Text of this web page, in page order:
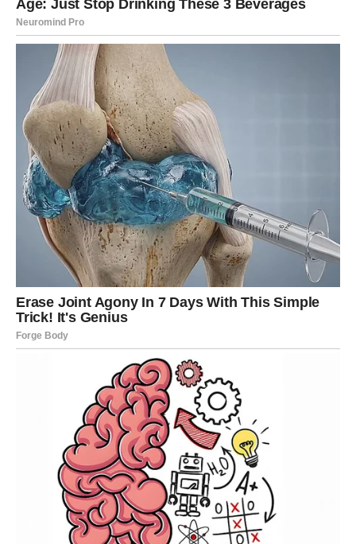
Oni koji spadaju u ove rizične grupe trebaju obratiti
posebnu pažnju na simptome koji se javljaju nakon
tuširanja ili drugih aktivnosti koje uključuju toplotu,
kao što su sauna ili kupka. Ukoliko se simptomi kao što
su glavobolja, bol u nogama ili osjećaj vrtoglavice
javljaju posebno nakon ovih aktivnosti, to može biti
znak da krv postaje pregusta i da postoji rizik od
tromboze.
Simptomi koje ne smete zanemariti uključuju:
Česte glavobolje, naročito nakon tuširanja ili fizičkog
Utrnulost ruku i nogu
Hronični umor
Hladne šake i stopala